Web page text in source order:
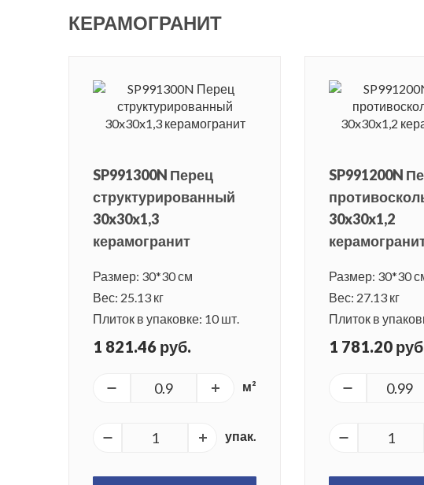
КЕРАМОГРАНИТ
SP991300N Перец
структурированный
30x30x1,3
керамогранит
Размер: 30*30 см
Вес: 25.13 кг
Плиток в упаковке: 10 шт.
1 821.46 руб.
м²
упак.
SP991200N
30x30x1,2
Размер: 30*30
Вес: 27.13 кг
Плиток в
1 781.20